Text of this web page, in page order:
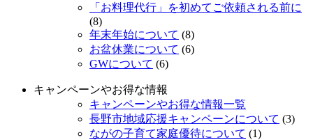
「お料理代行」を初めてご依頼される前に
(8)
年末年始について (8)
お盆休業について (6)
GWについて (6)
キャンペーンやお得な情報
キャンペーンやお得な情報一覧
長野市地域応援キャンペーンについて (3)
ながの子育て家庭優待について (1)